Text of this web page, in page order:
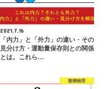
2021.7.16
「内力」と「外力」の違い・その
見分け方・運動量保存則との関係
とは。これら…
微積物理